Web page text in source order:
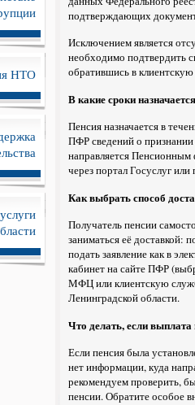
НТО
подтверждающих
Исключением является
необходимо подтвердить
обратившись в
В какие сроки
Пенсия назначается в
ПФР сведений о
направляется
через портал Госуслуг
Как выбрать способ
Получатель пенсии
заниматься её доставкой:
подать заявление как в
кабинет на сайте ПФР
МФЦ или клиентскую
Ленинградской области.
Что делать, если выплата
Если пенсия была
нет информации, куда
рекомендуем проверить,
пенсии. Обратите особое